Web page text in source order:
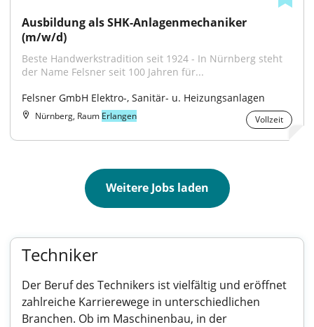
Ausbildung als SHK-Anlagenmechaniker
(m/w/d)
Beste Handwerkstradition seit 1924 - In Nürnberg steht
der Name Felsner seit 100 Jahren für...
Felsner GmbH Elektro-, Sanitär- u. Heizungsanlagen
Nürnberg, Raum Erlangen Vollzeit
Weitere Jobs laden
Techniker
Der Beruf des Technikers ist vielfältig und eröffnet
zahlreiche Karrierewege in unterschiedlichen
Branchen. Ob im Maschinenbau, in der